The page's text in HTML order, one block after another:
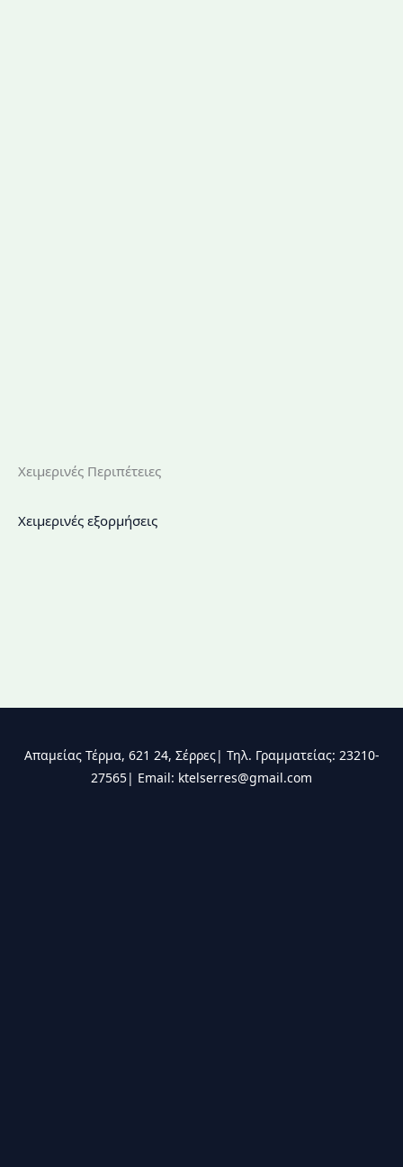
Χειμερινές Περιπέτειες
Χειμερινές εξορμήσεις
Απαμείας Τέρμα, 621 24, Σέρρες| Τηλ. Γραμματείας: 23210-
27565| Email: ktelserres@gmail.com